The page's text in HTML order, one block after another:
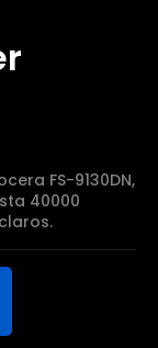
FS-9130DN,
40000